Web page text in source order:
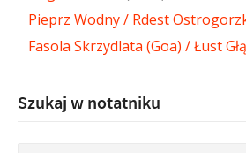
Pieprz Wodny / Rdest
Fasola Skrzydlata (Goa) / Łust
Szukaj w notatniku